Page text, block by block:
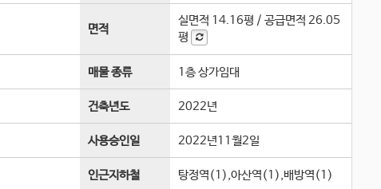
면적
실면적 14.16평 /공급면적26.05
평
매물 종류 1층 상가임대
건축년도 2022년
사용승인일 2022년11월2일
인근지하철 탕정역(1),아산역(1),배방역(1)